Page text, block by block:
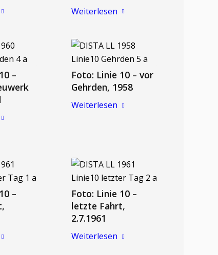
Weiterlesen
–
Foto: Linie 10 – vor
Gehrden, 1958
Weiterlesen
–
Foto: Linie 10 –
letzte Fahrt,
2.7.1961
Weiterlesen